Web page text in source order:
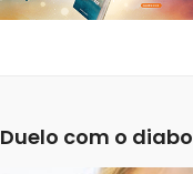
Duelo com o diabo